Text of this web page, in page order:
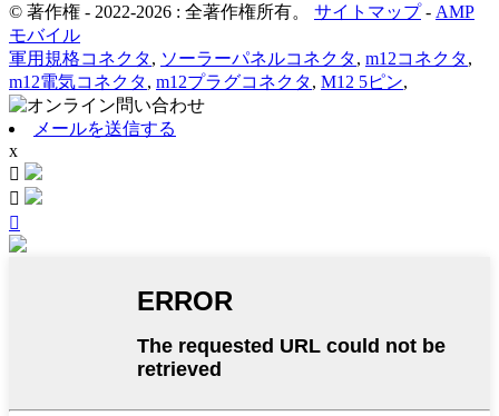
© 著作権 - 2022-2026 : 全著作権所有。
サイトマップ- AMP
モバイル
軍用規格コネクタ, ソーラーパネルコネクタ, m12コネクタ,
m12電気コネクタ, m12プラグコネクタ, M12 5ピン,
メールを送信する
x


